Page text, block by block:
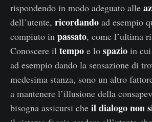
rispondendo in modo adeguato alle
dell’utente, ricordando ad esempio
compiuto in passato, come l’ultima
Conoscere il tempo e lo spazio in ​​cui
ad esempio dando la sensazione di
medesima stanza, sono un altro
a mantenere l’illusione della
bisogna assicursi che il dialogo non